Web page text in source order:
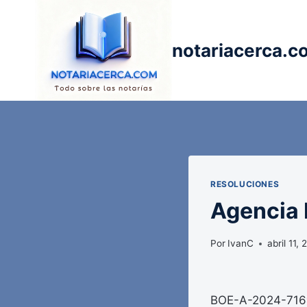
RESOLUCIONES
Agencia
Por IvanC abril 11,
BOE-A-2024-